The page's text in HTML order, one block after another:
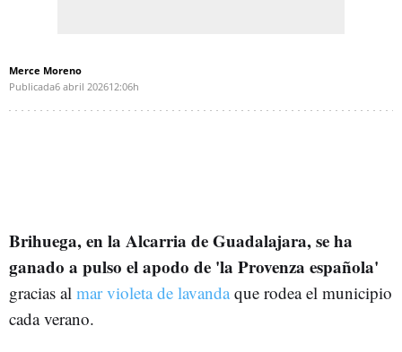
Merce Moreno
Publicada6 abril 202612:06h
Brihuega, en la Alcarria de Guadalajara, se ha
ganado a pulso el apodo de 'la Provenza española'
gracias al mar violeta de lavandaque rodea el municipio
cada verano.